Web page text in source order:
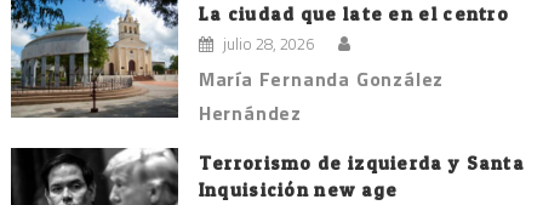
La ciudad que late en el centro
julio 28, 2026
María Fernanda González
Hernández
Terrorismo de izquierda y Santa
Inquisición new age